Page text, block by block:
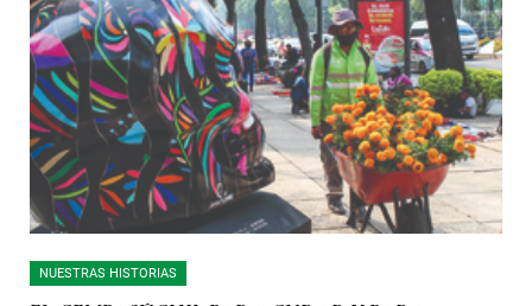
NUESTRAS HISTORIAS